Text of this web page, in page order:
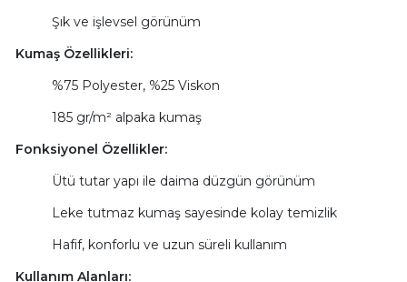
Şık ve işlevsel görünüm
Kumaş Özellikleri:
%75 Polyester, %25 Viskon
185 gr/m² alpaka kumaş
Fonksiyonel Özellikler:
Ütü tutar yapı ile daima düzgün görünüm
Leke tutmaz kumaş sayesinde kolay temizlik
Hafif, konforlu ve uzun süreli kullanım
Kullanım Alanları: